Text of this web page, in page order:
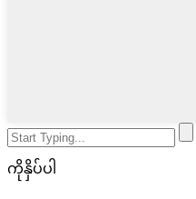
ကိုနှိပ်ပါ